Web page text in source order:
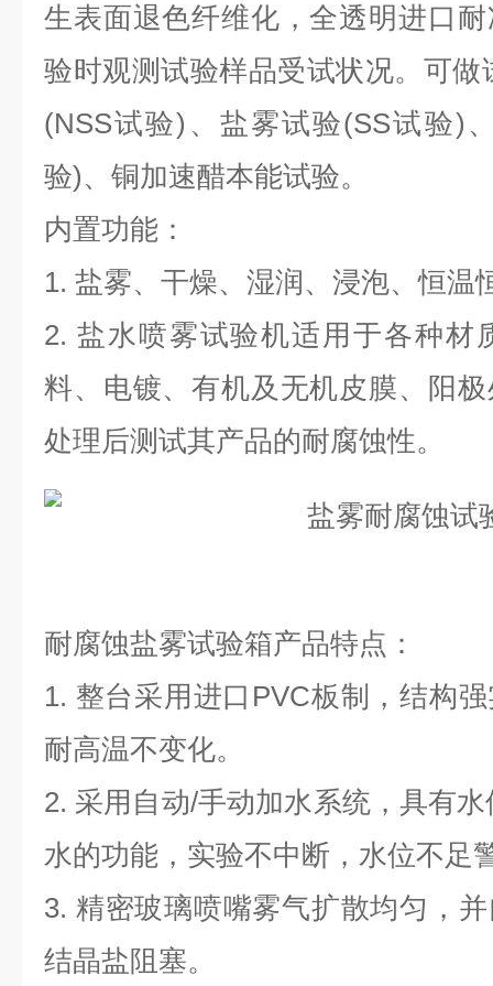
生表面退色纤维化，全透明进口
验时观测试验样品受试状况。可
(NSS试验)、盐雾试验(SS试验)
验)、铜加速醋本能试验。
内置功能：
1. 盐雾、干燥、湿润、浸泡、恒温
2. 盐水喷雾试验机适用于各种材
料、电镀、有机及无机皮膜、阳
处理后测试其产品的耐腐蚀性。
耐腐蚀盐雾试验箱产品特点：
1. 整台采用进口PVC板制，结构
耐高温不变化。
2. 采用自动/手动加水系统，具有
水的功能，实验不中断，水位不足
3. 精密玻璃喷嘴雾气扩散均匀，
结晶盐阻塞。